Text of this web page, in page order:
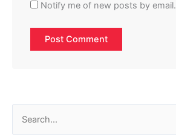
Notify me of new posts by email.